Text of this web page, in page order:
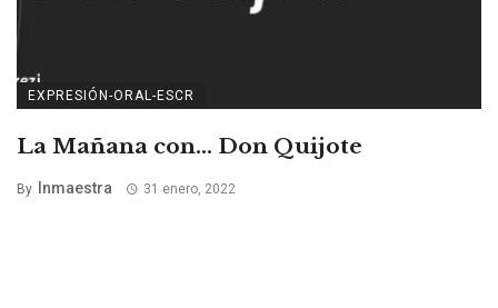
EXPRESIÓN-ORAL-ESCR
La Mañana con… Don Quijote
By Inmaestra 31 enero, 2022